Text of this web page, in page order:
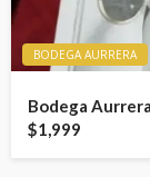
BODEGA AURRERA
Bodega
$1,999